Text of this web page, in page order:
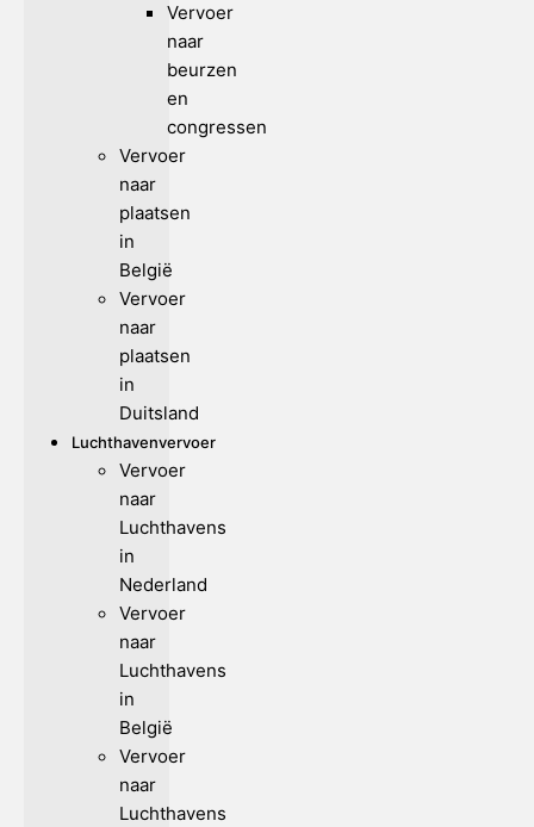
Vervoer
naar
beurzen
en
congressen
Vervoer
naar
plaatsen
in
België
Vervoer
naar
plaatsen
in
Duitsland
Luchthavenvervoer
Vervoer
naar
Luchthavens
in
Nederland
Vervoer
naar
Luchthavens
in
België
Vervoer
naar
Luchthavens